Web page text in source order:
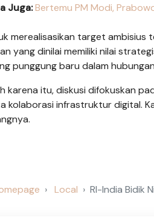
Juga:Bertemu PM Modi,
merealisasikan target ambisius
yang dinilai memiliki nilai
punggung baru dalam
karena itu, diskusi difokuskan
kolaborasi infrastruktur digital.
Local RI-India Bidik